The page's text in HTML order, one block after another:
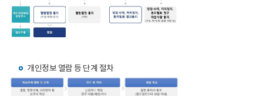
개인정보 열람 등 단계 절차